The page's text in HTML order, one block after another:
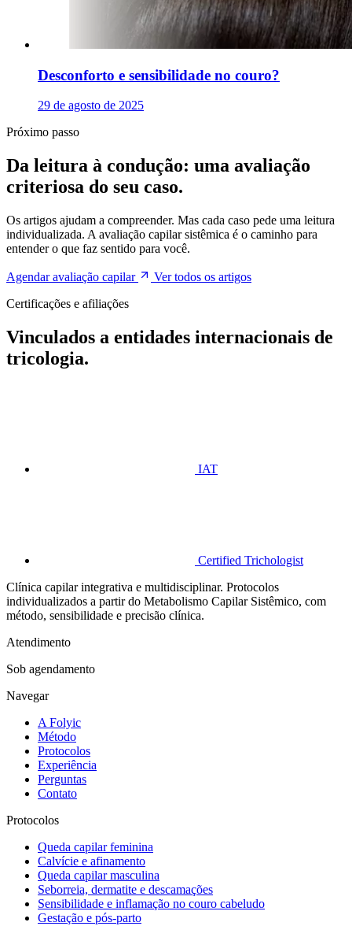
Desconforto e sensibilidade no couro?
29 de agosto de 2025
Próximo passo
Da leitura à condução: uma avaliação
criteriosa do seu caso.
Os artigos ajudam a compreender. Mas cada caso pede uma leitura
individualizada. A avaliação capilar sistêmica é o caminho para
entender o que faz sentido para você.
Agendar avaliação capilar
Ver todos os artigos
Certificações e afiliações
Vinculados a entidades internacionais de
tricologia.
IAT
Certified Trichologist
Clínica capilar integrativa e multidisciplinar. Protocolos
individualizados a partir do Metabolismo Capilar Sistêmico, com
método, sensibilidade e precisão clínica.
Atendimento
Sob agendamento
Navegar
A Folyic
Método
Protocolos
Experiência
Perguntas
Contato
Protocolos
Queda capilar feminina
Calvície e afinamento
Queda capilar masculina
Seborreia, dermatite e descamações
Sensibilidade e inflamação no couro cabeludo
Gestação e pós-parto